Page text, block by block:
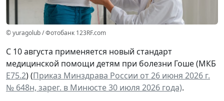
© yuragolub / Фотобанк 123RF.com
С 10 августа применяется новый стандарт
медицинской помощи детям при болезни Гоше (МКБ
Е75.2) (Приказ Минздрава России от 26 июня 2026 г.
№ 648н, зарег. в Минюсте 30 июля 2026 года).